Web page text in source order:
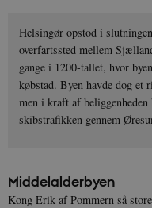
Helsingør opstod i
overfartssted mellem
gange i 1200-tallet, hvor
købstad. Byen havde dog et
men i kraft af
skibstrafikken gennem
Middelalderbyen
Kong Erik af Pommern så